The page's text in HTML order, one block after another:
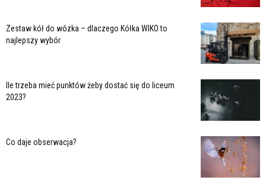
Zestaw kół do wózka – dlaczego Kółka WIKO to
najlepszy wybór
Ile trzeba mieć punktów żeby dostać się do liceum
2023?
Co daje obserwacja?